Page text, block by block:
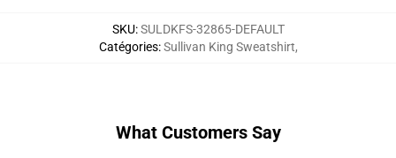
SKU:SULDKFS-32865-DEFAULT
Catégories:Sullivan King Sweatshirt,
What Customers Say